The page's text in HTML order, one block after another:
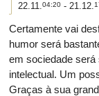
22.11.04:20 - 21.12.
Certamente vai
humor será
em sociedade será
intelectual. Um
Graças à sua